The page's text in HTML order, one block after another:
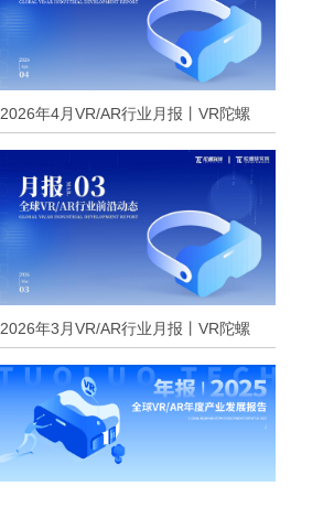
2026年4月VR/AR行业月报丨VR陀螺
2026年3月VR/AR行业月报丨VR陀螺